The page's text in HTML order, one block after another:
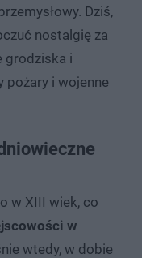
Dziś,
nostalgię za
grodziska i
pożary i wojenne
w XIII wiek, co
w
wtedy, w dobie